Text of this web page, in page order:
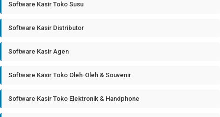
Software Kasir Toko Susu
Software Kasir Distributor
Software Kasir Agen
Software Kasir Toko Oleh-Oleh & Souvenir
Software Kasir Toko Elektronik & Handphone